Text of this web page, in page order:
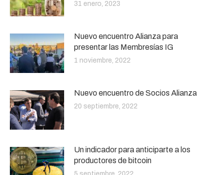
31 enero, 2023
Nuevo encuentro Alianza para
presentar las Membresías IG
1 noviembre, 2022
Nuevo encuentro de Socios Alianza
20 septiembre, 2022
Un indicador para anticiparte a los
productores de bitcoin